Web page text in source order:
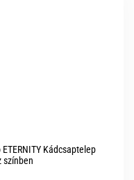
ETERNITY Kádcsaptelep
színben